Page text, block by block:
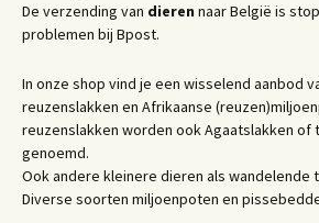
De verzending van dieren naar België is
problemen bij Bpost.
In onze shop vind je een wisselend aanbod
reuzenslakken en Afrikaanse
reuzenslakken worden ook Agaatslakken of
genoemd.
Ook andere kleinere dieren als wandelende
Diverse soorten miljoenpoten en